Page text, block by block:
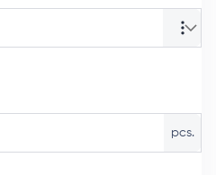
pcs.